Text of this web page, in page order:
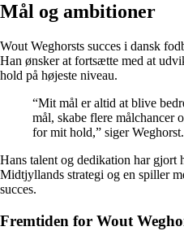
Mål og ambitioner
Wout Weghorsts succes i dansk
Han ønsker at fortsætte med at
hold på højeste niveau.
“Mit mål er altid at blive
mål, skabe flere målchancer
for mit hold,” siger Weghorst.
Hans talent og dedikation har gjort
Midtjyllands strategi og en spiller
succes.
Fremtiden for Wout